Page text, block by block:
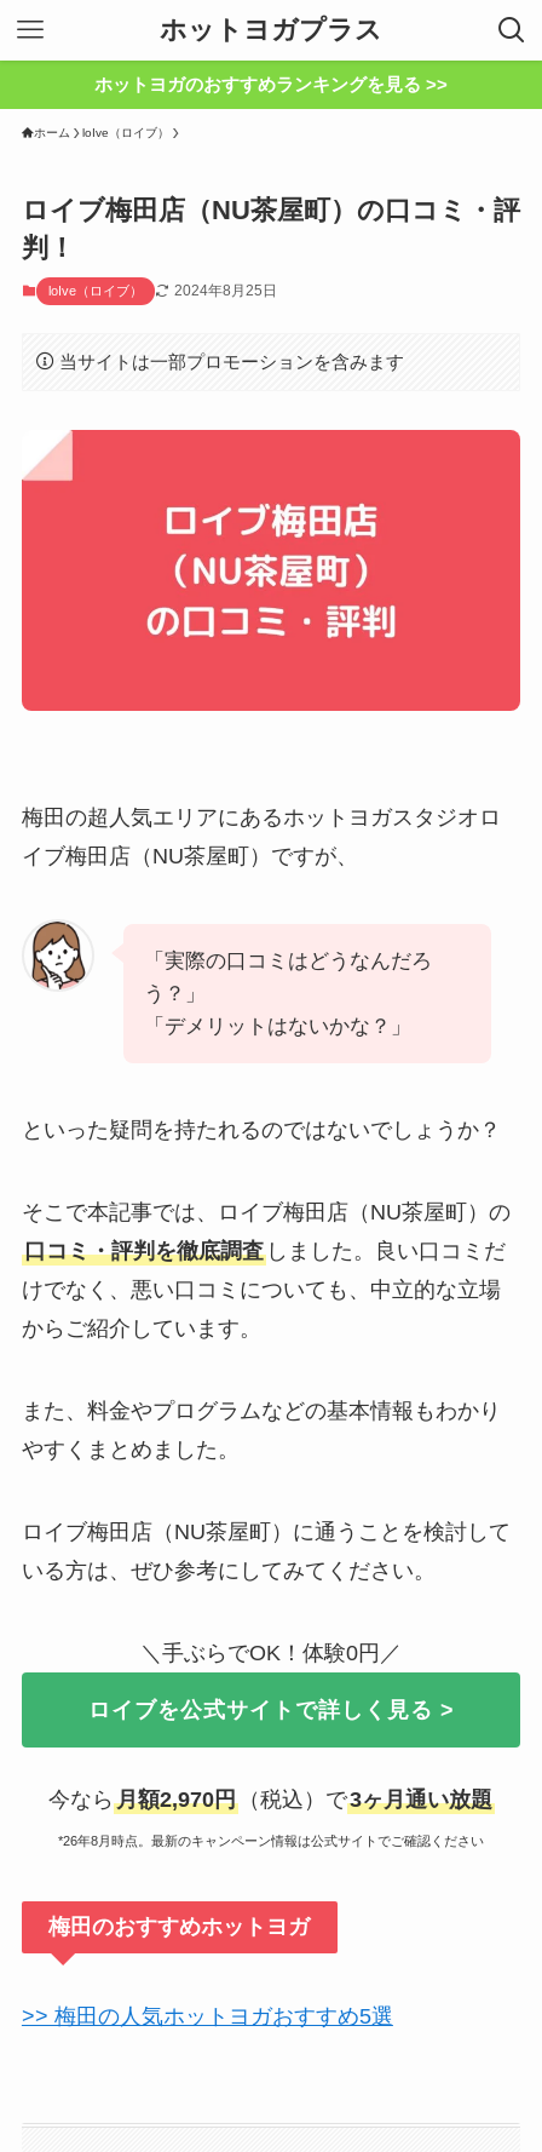
ホットヨガプラス
ホットヨガのおすすめランキングを見る >>
ホーム loIve（ロイブ）
ロイブ梅田店（NU茶屋町）の口コミ・評
判！
loIve（ロイブ） 2024年8月25日
当サイトは一部プロモーションを含みます
梅田の超人気エリアにあるホットヨガスタジオロ
イブ梅田店（NU茶屋町）ですが、
「実際の口コミはどうなんだろ
う？」
「デメリットはないかな？」
といった疑問を持たれるのではないでしょうか？
そこで本記事では、ロイブ梅田店（NU茶屋町）の
口コミ・評判を徹底調査しました。良い口コミだ
けでなく、悪い口コミについても、中立的な立場
からご紹介しています。
また、料金やプログラムなどの基本情報もわかり
やすくまとめました。
ロイブ梅田店（NU茶屋町）に通うことを検討して
いる方は、ぜひ参考にしてみてください。
＼手ぶらでOK！体験0円／
ロイブを公式サイトで詳しく見る >
今なら 月額2,970円（税込）で3ヶ月通い放題
*26年8月時点。最新のキャンペーン情報は公式サイトでご確認ください
梅田のおすすめホットヨガ
>> 梅田の人気ホットヨガおすすめ5選